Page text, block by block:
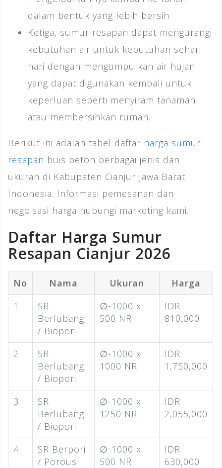
dalam bentuk yang lebih bersih
Ketiga, sumur resapan dapat mengurangi
kebutuhan air untuk kebutuhan sehari-
hari dengan mengumpulkan air hujan
yang dapat digunakan kembali untuk
keperluan seperti menyiram tanaman
atau membersihkan rumah.
Berikut ini adalah tabel daftar harga sumur
resapan buis beton berbagai jenis dan
ukuran di Kabupaten Cianjur Jawa Barat
Indonesia. Informasi pemesanan dan
negoisasi harga hubungi marketing kami.
Daftar Harga Sumur
Resapan Cianjur 2026
No Nama Ukuran
Harga
1
SR
Berlubang
/ Biopori
∅-1000 x
500 NR
IDR
810,000
2
SR
Berlubang
/ Biopori
∅-1000 x
1000 NR
IDR
1,750,000
3
SR
Berlubang
/ Biopori
∅-1000 x
1250 NR
IDR
2,055,000
4
SR Berpori
/ Porous
∅-1000 x
500 NR
IDR
630,000